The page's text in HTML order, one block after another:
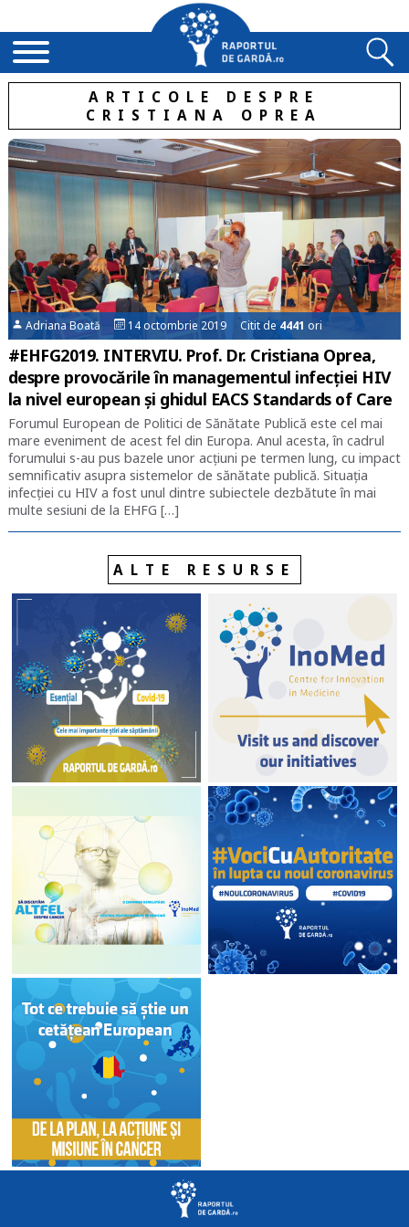
ARTICOLE DESPRE
CRISTIANA OPREA
Adriana Boată 14 octombrie 2019 Citit de4441 ori
#EHFG2019. INTERVIU. Prof. Dr. Cristiana Oprea,
despre provocările în managementul infecției HIV
la nivel european și ghidul EACS Standards of Care
Forumul European de Politici de Sănătate Publică este cel mai
mare eveniment de acest fel din Europa. Anul acesta, în cadrul
forumului s-au pus bazele unor acțiuni pe termen lung, cu impact
semnificativ asupra sistemelor de sănătate publică. Situația
infecției cu HIV a fost unul dintre subiectele dezbătute în mai
multe sesiuni de la EHFG […]
ALTE RESURSE